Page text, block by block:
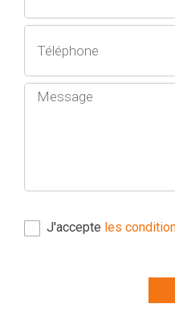
J'accepte les